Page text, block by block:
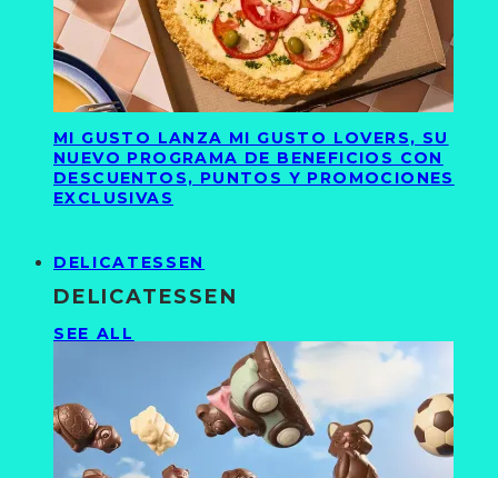
MI GUSTO LANZA MI GUSTO LOVERS, SU
NUEVO PROGRAMA DE BENEFICIOS CON
DESCUENTOS, PUNTOS Y PROMOCIONES
EXCLUSIVAS
DELICATESSEN
DELICATESSEN
SEE ALL